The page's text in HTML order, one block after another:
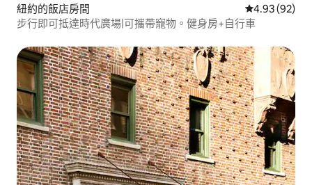
紐約的飯店房間 從 92 則評價
4.93 (92)
步行即可抵達時代廣場|可攜帶寵物。健身房+自行車